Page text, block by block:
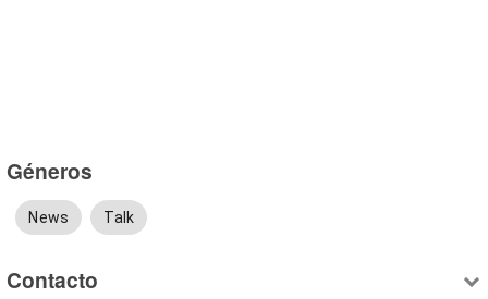
Géneros
News Talk
Contacto